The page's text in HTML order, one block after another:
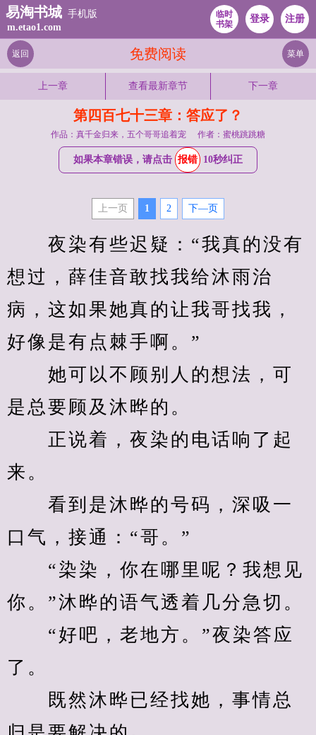
易淘书城 手机版
m.etao1.com
临时
书架
登录 注册
免费阅读
返回 菜单
上一章 查看最新章节 下一章
第四百七十三章：答应了？
作品：真千金归来，五个哥哥追着宠 作者：蜜桃跳跳糖
如果本章错误，请点击 报错 10秒纠正
上一页 1 2 下—页
夜染有些迟疑：“我真的没有
想过，薛佳音敢找我给沐雨治
病，这如果她真的让我哥找我，
好像是有点棘手啊。”
她可以不顾别人的想法，可
是总要顾及沐晔的。
正说着，夜染的电话响了起
来。
看到是沐晔的号码，深吸一
口气，接通：“哥。”
“染染，你在哪里呢？我想见
你。”沐晔的语气透着几分急切。
“好吧，老地方。”夜染答应
了。
既然沐晔已经找她，事情总